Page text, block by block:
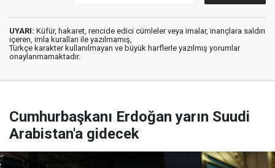
UYARI: Küfür, hakaret, rencide edici cümleler veya imalar, inançlara saldırı
içeren, imla kuralları ile yazılmamış,
Türkçe karakter kullanılmayan ve büyük harflerle yazılmış yorumlar
onaylanmamaktadır.
Cumhurbaşkanı Erdoğan yarın Suudi
Arabistan'a gidecek